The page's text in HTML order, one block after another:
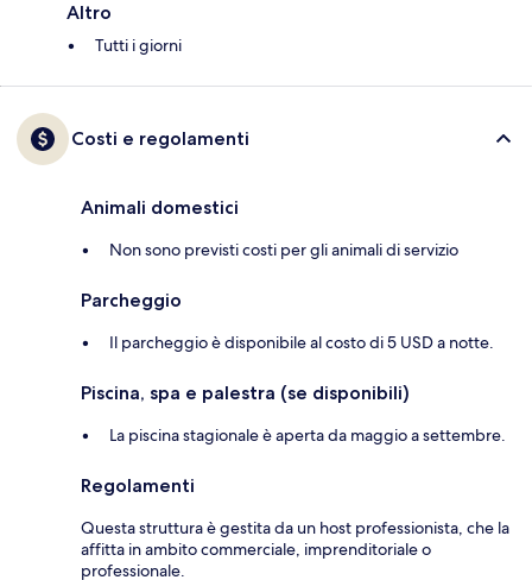
Altro
Tutti i giorni
Costi e regolamenti
Animali domestici
Non sono previsti costi per gli animali di servizio
Parcheggio
Il parcheggio è disponibile al costo di 5 USD a notte.
Piscina, spa e palestra (se disponibili)
La piscina stagionale è aperta da maggio a settembre.
Regolamenti
Questa struttura è gestita da un host professionista, che la
affitta in ambito commerciale, imprenditoriale o
professionale.